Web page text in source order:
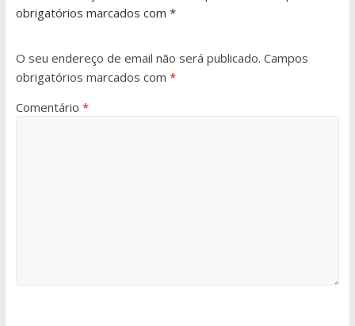
obrigatórios marcados com *
O seu endereço de email não será publicado. Campos
obrigatórios marcados com *
Comentário *